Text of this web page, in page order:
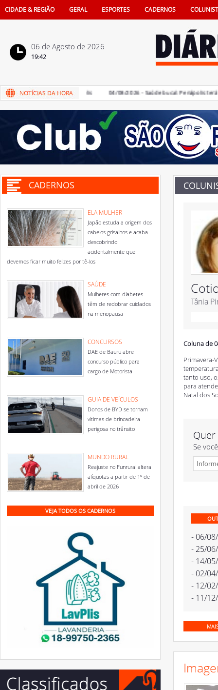
CIDADE & REGIÃO GERAL ESPORTES CADERNOS
06 de Agosto de 2026
19:42
no comércio de Penápolis 04/08/2026 - Saúde bucal: Penápolis terá
CADERNOS
ELA MULHER
Japão estuda a origem dos
cabelos grisalhos e acaba
descobrindo
acidentalmente que
devemos ficar muito felizes por tê-los
SAÚDE
Mulheres com diabetes
têm de redobrar cuidados
na menopausa
CONCURSOS
DAE de Bauru abre
concurso público para
cargo de Motorista
GUIA DE VEÍCULOS
Donos de BYD se tornam
vítimas de brincadeira
perigosa no trânsito
MUNDO RURAL
Reajuste no Funrural altera
alíquotas a partir de 1º de
abril de 2026
VEJA TODOS OS CADERNOS
Tânia
Coluna de
Primavera-
tanto uso,
para
Natal dos
Se
- 06/
- 25/
- 14/
- 02/
- 12/
- 11/